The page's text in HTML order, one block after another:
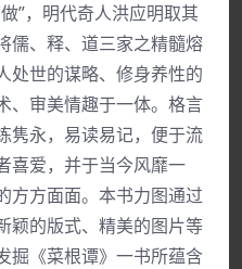
”，明代奇人洪应明取其
儒、释、道三家之精髓熔
处世的谋略、修身养性的
、审美情趣于一体。格言
隽永，易读易记，便于流
喜爱，并于当今风靡一
方方面面。本书力图通过
颖的版式、精美的图片等
掘《菜根谭》一书所蕴含